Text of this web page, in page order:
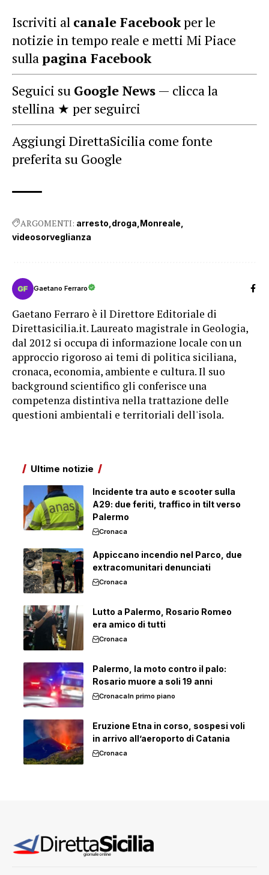
Iscriviti al canale Facebookper le
notizie in tempo reale e metti Mi Piace
sullapagina Facebook
Seguici su Google News — clicca la
stellina ★ per seguirci
Aggiungi DirettaSicilia come fonte
preferita su Google
ARGOMENTI: arresto droga Monreale
videosorveglianza
Gaetano Ferraro
Gaetano Ferraro è il Direttore Editoriale di
Direttasicilia.it. Laureato magistrale in Geologia,
dal 2012 si occupa di informazione locale con un
approccio rigoroso ai temi di politica siciliana,
cronaca, economia, ambiente e cultura. Il suo
background scientifico gli conferisce una
competenza distintiva nella trattazione delle
questioni ambientali e territoriali dell'isola.
Ultime notizie
Incidente tra auto e scooter sulla
A29: due feriti, traffico in tilt verso
Palermo
Cronaca
Appiccano incendio nel Parco, due
extracomunitari denunciati
Cronaca
Lutto a Palermo, Rosario Romeo
era amico di tutti
Cronaca
Palermo, la moto contro il palo:
Rosario muore a soli 19 anni
CronacaIn primo piano
Eruzione Etna in corso, sospesi voli
in arrivo all’aeroporto di Catania
Cronaca